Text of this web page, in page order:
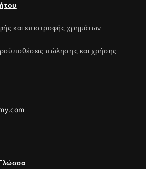
και επιστροφής χρημάτων
πώλησης και χρήσης